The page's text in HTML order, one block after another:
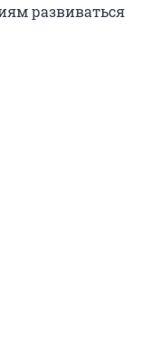
развиваться